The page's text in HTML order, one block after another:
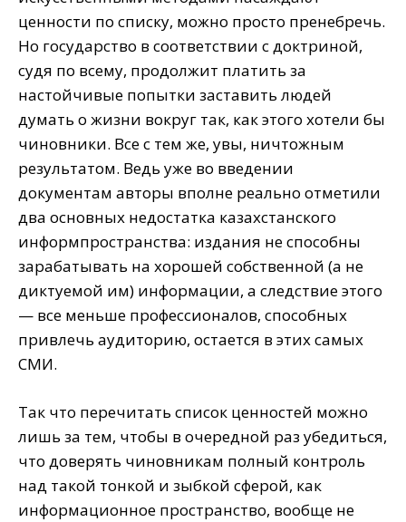
ценности по списку, можно просто пренебречь.
Но государство в соответствии с доктриной,
судя по всему, продолжит платить за
настойчивые попытки заставить людей
думать о жизни вокруг так, как этого хотели бы
чиновники. Все с тем же, увы, ничтожным
результатом. Ведь уже во введении
документам авторы вполне реально отметили
два основных недостатка казахстанского
информпространства: издания не способны
зарабатывать на хорошей собственной (а не
диктуемой им) информации, а следствие этого
— все меньше профессионалов, способных
привлечь аудиторию, остается в этих самых
СМИ.
Так что перечитать список ценностей можно
лишь за тем, чтобы в очередной раз убедиться,
что доверять чиновникам полный контроль
над такой тонкой и зыбкой сферой, как
информационное пространство, вообще не